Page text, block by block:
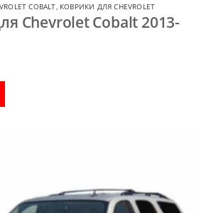
COBALT КОВРИКИ ДЛЯ CHEVROLET
Chevrolet Cobalt 2013-